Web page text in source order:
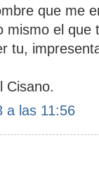
que me
mismo el que
tu,
Cisano.
a las 11:56